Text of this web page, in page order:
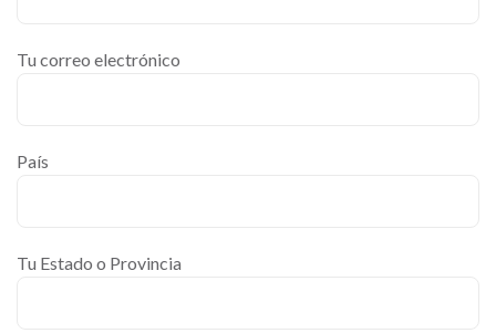
Tu correo electrónico
País
Tu Estado o Provincia